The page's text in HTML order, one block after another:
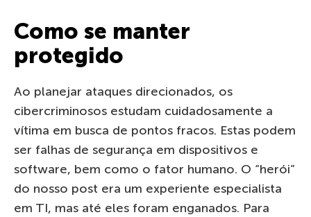
Como se manter
protegido
Ao planejar ataques direcionados, os
cibercriminosos estudam cuidadosamente a
vítima em busca de pontos fracos. Estas podem
ser falhas de segurança em dispositivos e
software, bem como o fator humano. O “herói”
do nosso post era um experiente especialista
em TI, mas até eles foram enganados. Para